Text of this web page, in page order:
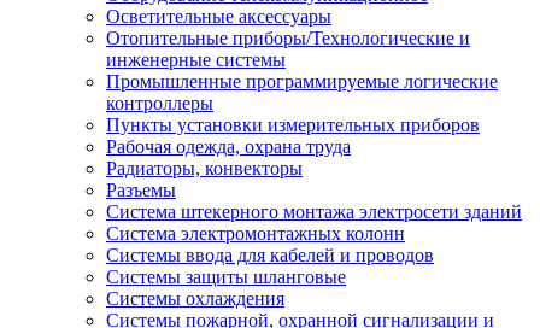
Осветительные аксессуары
Отопительные приборы/Технологические и
инженерные системы
Промышленные программируемые логические
контроллеры
Пункты установки измерительных приборов
Рабочая одежда, охрана труда
Радиаторы, конвекторы
Разъемы
Система штекерного монтажа электросети зданий
Система электромонтажных колонн
Системы ввода для кабелей и проводов
Системы защиты шланговые
Системы охлаждения
Системы пожарной, охранной сигнализации и